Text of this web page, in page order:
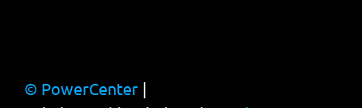
© PowerCenter |